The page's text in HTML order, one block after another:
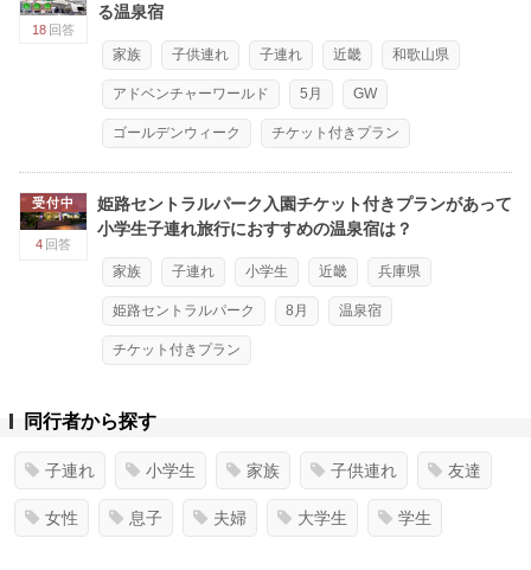
18 回答
る温泉宿
家族 子供連れ 子連れ 近畿 和歌山県
アドベンチャーワールド 5月 GW
ゴールデンウィーク チケット付きプラン
受付中
4 回答
姫路セントラルパーク入園チケット付きプランがあって
小学生子連れ旅行におすすめの温泉宿は？
家族 子連れ 小学生 近畿 兵庫県
姫路セントラルパーク 8月 温泉宿
チケット付きプラン
同行者から探す
子連れ 小学生 家族 子供連れ 友達
女性 息子 夫婦 大学生 学生